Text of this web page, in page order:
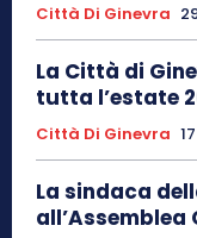
Città Di Ginevra
La Città di
tutta l’estate
Città Di Ginevra
La sindaca
all’Assemblea